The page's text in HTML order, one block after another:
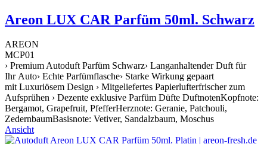
Areon LUX CAR Parfüm 50ml. Schwarz
AREON
MCP01
› Premium Autoduft Parfüm Schwarz› Langanhaltender Duft für
Ihr Auto› Echte Parfümflasche› Starke Wirkung gepaart
mit Luxuriösem Design › Mitgeliefertes Papierlufterfrischer zum
Aufsprühen › Dezente exklusive Parfüm Düfte DuftnotenKopfnote:
Bergamot, Grapefruit, PfefferHerznote: Geranie, Patchouli,
ZedernbaumBasisnote: Vetiver, Sandalzbaum, Moschus
Ansicht